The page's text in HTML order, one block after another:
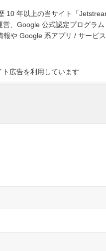
10 年以上の当サイト「
、Google 公式認定プログラ
や Google 系アプリ / サービ
広告を利用しています